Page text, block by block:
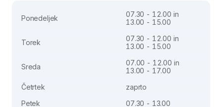
Ponedeljek
07.30 - 12.00 in
13.00 - 15.00
Torek
07.30 - 12.00 in
13.00 - 15.00
Sreda
07.00 - 12.00 in
13.00 - 17.00
Četrtek
zaprto
Petek
07.30 - 13.00